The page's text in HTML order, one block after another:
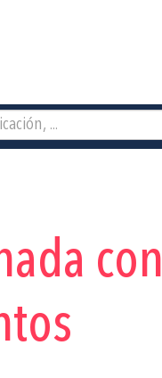
con